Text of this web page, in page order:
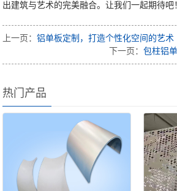
出建筑与艺术的完美融合。让我们一起期待吧
上一页：铝单板定制，打造个性化空间的艺术
下一页： 包柱铝
热门产品